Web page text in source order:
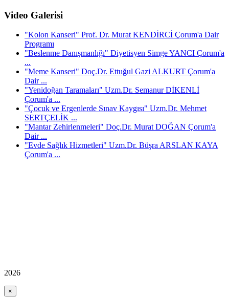
Video Galerisi
"Kolon Kanseri" Prof. Dr. Murat KENDİRCİ Çorum'a Dair
Programı
"Beslenme Danışmanlığı" Diyetisyen Simge YANCI Çorum'a
...
"Meme Kanseri" Doç.Dr. Ettuğul Gazi ALKURT Çorum'a
Dair ...
"Yenidoğan Taramaları" Uzm.Dr. Semanur DİKENLİ
Çorum'a ...
"Çocuk ve Ergenlerde Sınav Kaygısı" Uzm.Dr. Mehmet
SERTÇELİK ...
"Mantar Zehirlenmeleri" Doç.Dr. Murat DOĞAN Çorum'a
Dair ...
"Evde Sağlık Hizmetleri" Uzm.Dr. Büşra ARSLAN KAYA
Çorum'a ...
2026
×